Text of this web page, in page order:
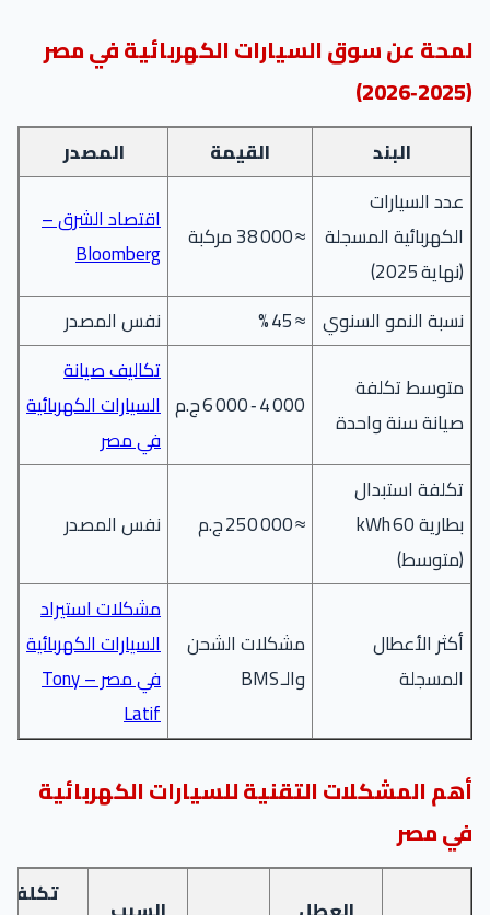
لمحة عن سوق السيارات الكهربائية في مصر
(2025‑2026)
البند القيمة
المصدر
عدد السيارات
الكهربائية المسجلة
(نهاية 2025)
≈ 38 000 مركبة
اقتصاد الشرق –
Bloomberg
نسبة النمو السنوي ≈ 45 %
نفس المصدر
متوسط تكلفة
صيانة سنة واحدة
4 000 ‑ 6 000 ج.م
تكاليف صيانة
السيارات الكهربائية
في مصر
تكلفة استبدال
بطارية 60 kWh
(متوسط)
≈ 250 000 ج.م نفس المصدر
أكثر الأعطال
المسجلة
مشكلات الشحن
والـ BMS
مشكلات استيراد
السيارات الكهربائية
في مصر – Tony
Latif
أهم المشكلات التقنية للسيارات الكهربائية
في مصر
تكلفة